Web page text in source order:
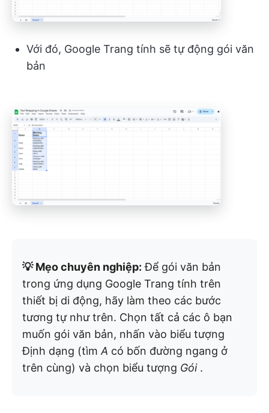
Với đó, Google Trang tính sẽ tự động gói văn
bản
💡 Mẹo chuyên nghiệp: Để gói văn bản
trong ứng dụng Google Trang tính trên
thiết bị di động, hãy làm theo các bước
tương tự như trên. Chọn tất cả các ô bạn
muốn gói văn bản, nhấn vào biểu tượng
Định dạng (tìmA có bốn đường ngang ở
trên cùng) và chọn biểu tượng Gói .